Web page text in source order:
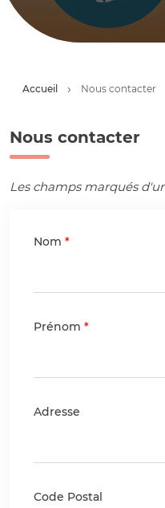
Accueil Nous contacter
Nous contacter
Les champs marqués
Nom
Prénom
Adresse
Code Postal